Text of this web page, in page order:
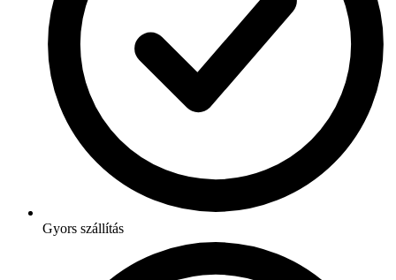
Gyors szállítás